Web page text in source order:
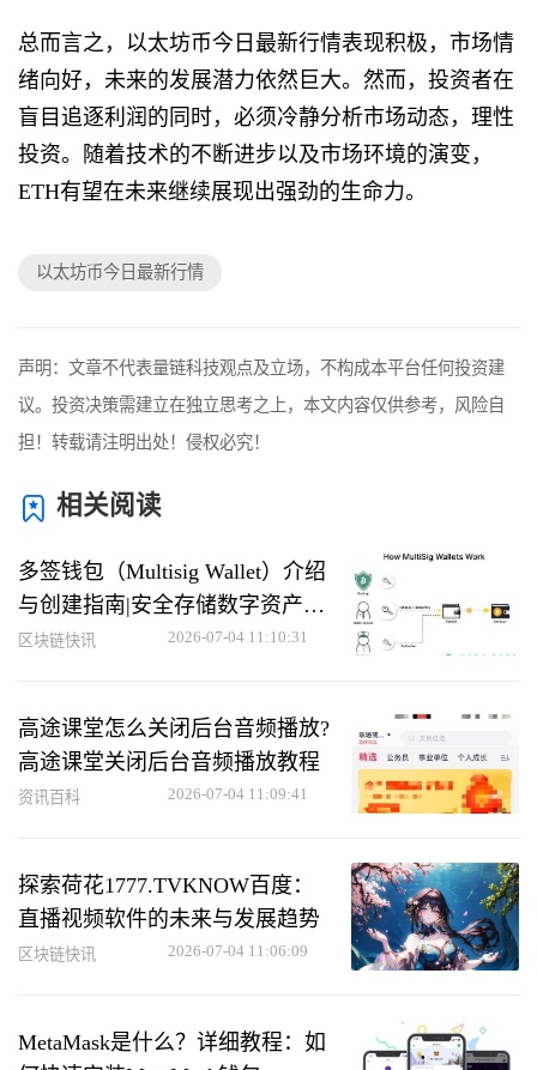
总而言之，以太坊币今日最新行情表现积极，市场情
绪向好，未来的发展潜力依然巨大。然而，投资者在
盲目追逐利润的同时，必须冷静分析市场动态，理性
投资。随着技术的不断进步以及市场环境的演变，
ETH有望在未来继续展现出强劲的生命力。
以太坊币今日最新行情
声明：文章不代表量链科技观点及立场，不构成本平台任何投资建
议。投资决策需建立在独立思考之上，本文内容仅供参考，风险自
担！转载请注明出处！侵权必究！
相关阅读
多签钱包（Multisig Wallet）介绍
与创建指南|安全存储数字资产的
方法
区块链快讯 2026-07-04 11:10:31
高途课堂怎么关闭后台音频播放?
高途课堂关闭后台音频播放教程
资讯百科 2026-07-04 11:09:41
探索荷花1777.TVKNOW百度：
直播视频软件的未来与发展趋势
区块链快讯 2026-07-04 11:06:09
MetaMask是什么？详细教程：如